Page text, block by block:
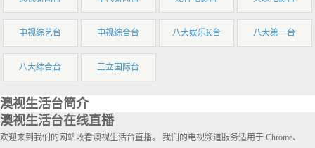
中视综艺台 中视综合台 八大娱乐K台 八大第一台
八大综合台 三立国际台
澳视生活台简介
澳视生活台在线直播
欢迎来到我们的网站收看澳视生活台直播。 我们的电视频道服务适用于 Chrome、